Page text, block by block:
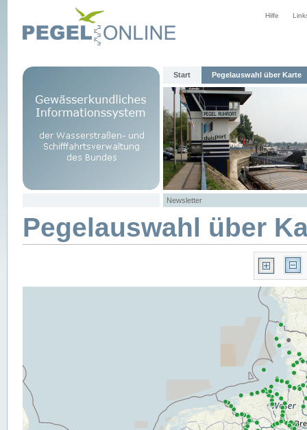
Hilfe
Start Pegelauswahl über Karte
Newsletter
Pegelauswahl über